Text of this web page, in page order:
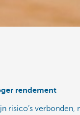
rendement
risico’s verbonden,